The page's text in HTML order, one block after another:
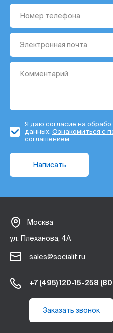
Я даю согласие на
данных. Ознакомиться с
соглашением.
Написать
Москва
ул. Плеханова, 4А
sales@socialit.ru
+7 (495) 120-15-258
Заказать звонок